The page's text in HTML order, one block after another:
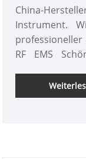
China-
Instrument.
RF EMS
Preisvorteil